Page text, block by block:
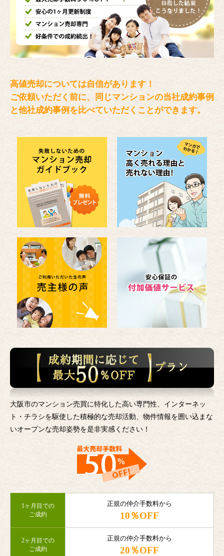
高値売却については自信があります！
ご依頼いただく前に、同じマンションの当社成約事例
と他社成約事例を比べていただくことができます。
大阪市のマンション売買に特化した高い専門性、インターネッ
ト・チラシを駆使した積極的な売却活動、 物件情報を囲い込まな
いオープンな売却姿勢を是非実感ください！
1ヶ月目での
ご成約
正規の仲介手数料から
10％OFF
2ヶ月目での
ご成約
正規の仲介手数料から
20％OFF